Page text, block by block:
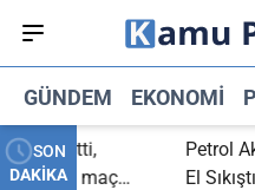
GÜNDEM EKONOMI
SON
DAKİKA
bitti,
maç
Petrol
El Sıkıştı,